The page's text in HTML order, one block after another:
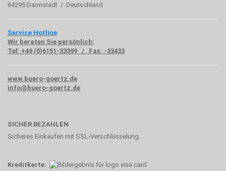
64295 Darmstadt / Deutschland
Service Hotline
Wir beraten Sie persönlich:
Tel: +49 (0)6151-33399 / Fax: -33433
www.buero-goertz.de
info@buero-goertz.de
SICHER BEZAHLEN
Sicheres Einkaufen mit SSL-Verschlüsselung.
Kreditkarte: